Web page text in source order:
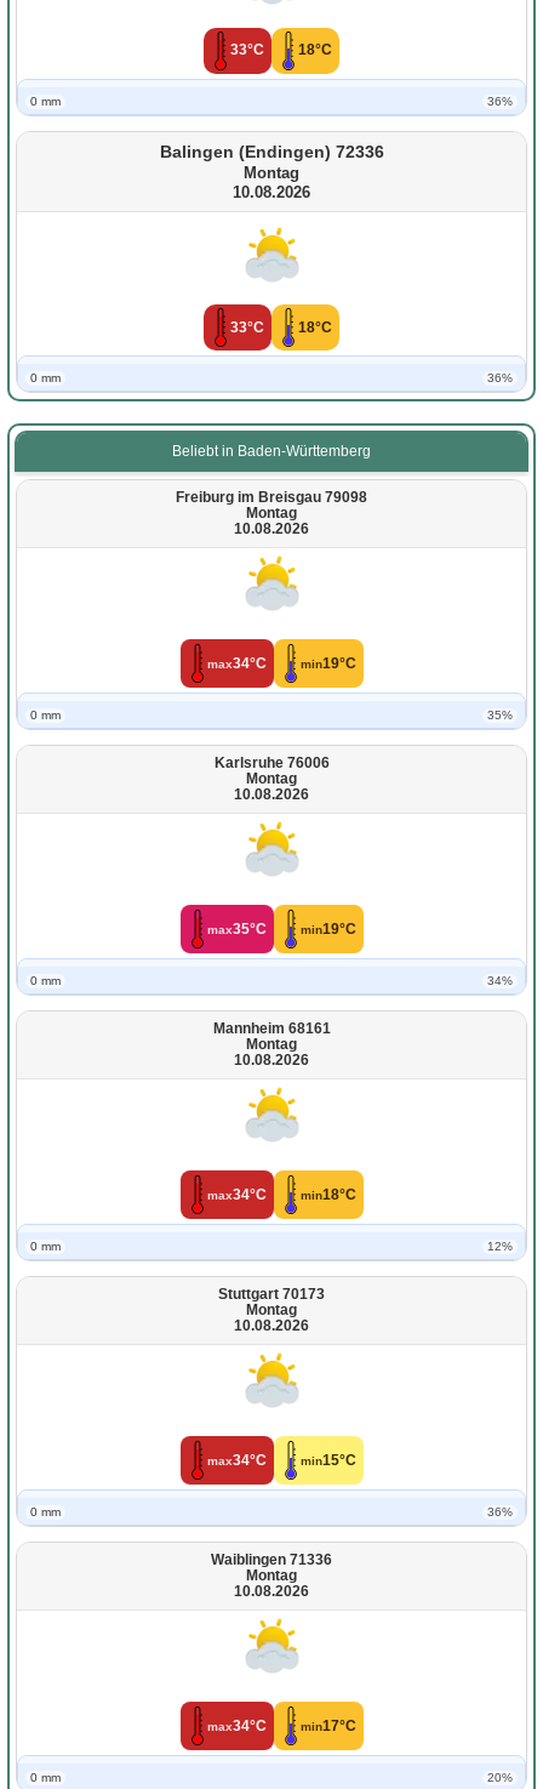
33°C 18°C
0 mm 36%
Balingen (Endingen) 72336
Montag
10.08.2026
33°C 18°C
0 mm 36%
Beliebt in Baden-Württemberg
Freiburg im Breisgau 79098
Montag
10.08.2026
max34°C min19°C
0 mm 35%
Karlsruhe 76006
Montag
10.08.2026
max35°C min19°C
0 mm 34%
Mannheim 68161
Montag
10.08.2026
max34°C min18°C
0 mm 12%
Stuttgart 70173
Montag
10.08.2026
max34°C min15°C
0 mm 36%
Waiblingen 71336
Montag
10.08.2026
max34°C min17°C
0 mm 20%